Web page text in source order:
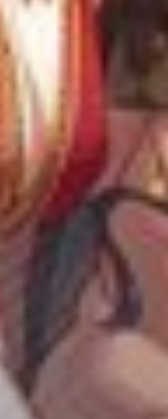
Manga
Xuyên Không
Shounen
Cổ Đại
Mystery
Chuyển Sinh
Psychological